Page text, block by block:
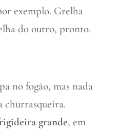
exemplo. Grelha
do outro, pronto.
no fogão, mas nada
churrasqueira.
grande, em